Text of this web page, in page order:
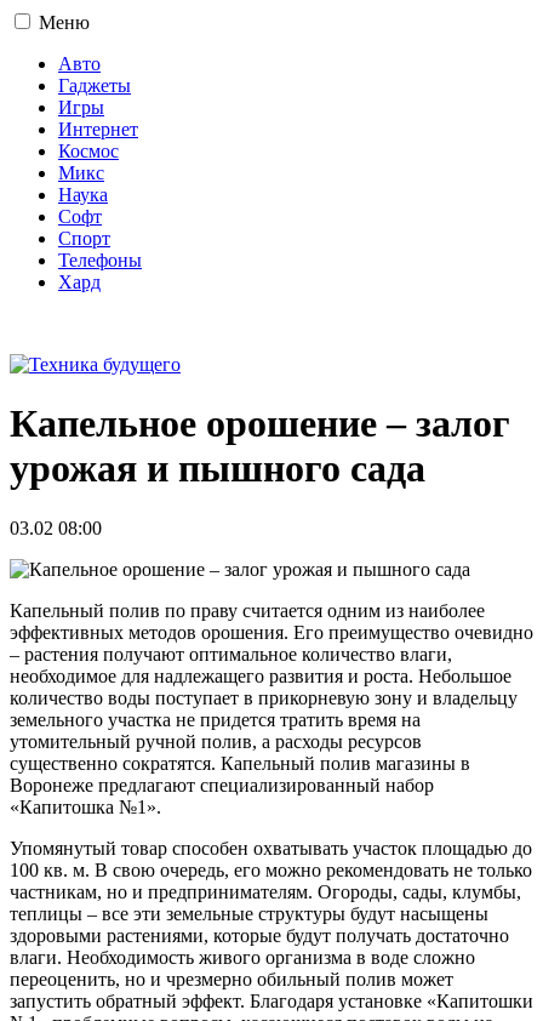
Меню
Авто
Гаджеты
Игры
Интернет
Космос
Микс
Наука
Софт
Спорт
Телефоны
Хард
Капельное орошение – залог
урожая и пышного сада
03.02 08:00
Капельный полив по праву считается одним из наиболее
эффективных методов орошения. Его преимущество очевидно
– растения получают оптимальное количество влаги,
необходимое для надлежащего развития и роста. Небольшое
количество воды поступает в прикорневую зону и владельцу
земельного участка не придется тратить время на
утомительный ручной полив, а расходы ресурсов
существенно сократятся. Капельный полив магазины в
Воронеже предлагают специализированный набор
«Капитошка №1».
Упомянутый товар способен охватывать участок площадью до
100 кв. м. В свою очередь, его можно рекомендовать не только
частникам, но и предпринимателям. Огороды, сады, клумбы,
теплицы – все эти земельные структуры будут насыщены
здоровыми растениями, которые будут получать достаточно
влаги. Необходимость живого организма в воде сложно
переоценить, но и чрезмерно обильный полив может
запустить обратный эффект. Благодаря установке «Капитошки